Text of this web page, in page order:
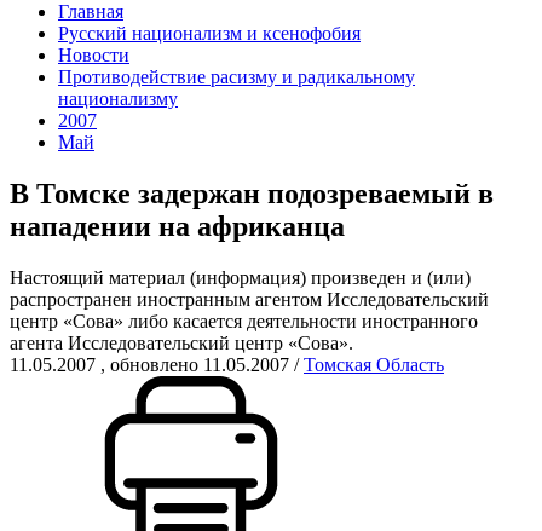
Главная
Русский национализм и ксенофобия
Новости
Противодействие расизму и радикальному
национализму
2007
Май
В Томске задержан подозреваемый в
нападении на африканца
Настоящий материал (информация) произведен и (или)
распространен иностранным агентом Исследовательский
центр «Сова» либо касается деятельности иностранного
агента Исследовательский центр «Сова».
11.05.2007 , обновлено 11.05.2007 /Томская Область